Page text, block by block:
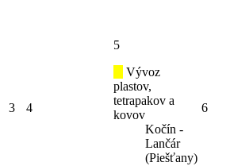
3 4
5
Vývoz
plastov,
tetrapakov a
kovov
Kočín -
Lančár
(Piešťany)
6